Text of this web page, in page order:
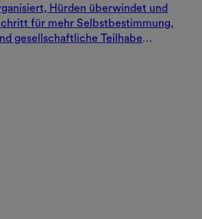
Hürden überwindet und
für mehr Selbstbestimmung,
gesellschaftliche Teilhabe